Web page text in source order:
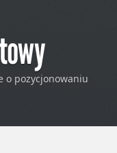
o pozycjonowaniu